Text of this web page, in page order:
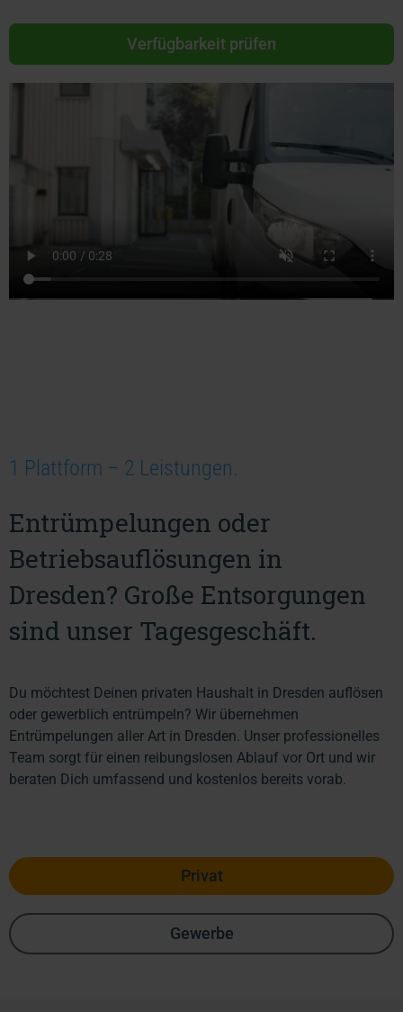
Verfügbarkeit prüfen
1 Plattform – 2 Leistungen.
Entrümpelungen oder
Betriebsauflösungen in
Dresden? Große Entsorgungen
sind unser Tagesgeschäft.
Du möchtest Deinen privaten Haushalt in Dresden auflösen
oder gewerblich entrümpeln? Wir übernehmen
Entrümpelungen aller Art in Dresden. Unser professionelles
Team sorgt für einen reibungslosen Ablauf vor Ort und wir
beraten Dich umfassend und kostenlos bereits vorab.
Privat
Gewerbe